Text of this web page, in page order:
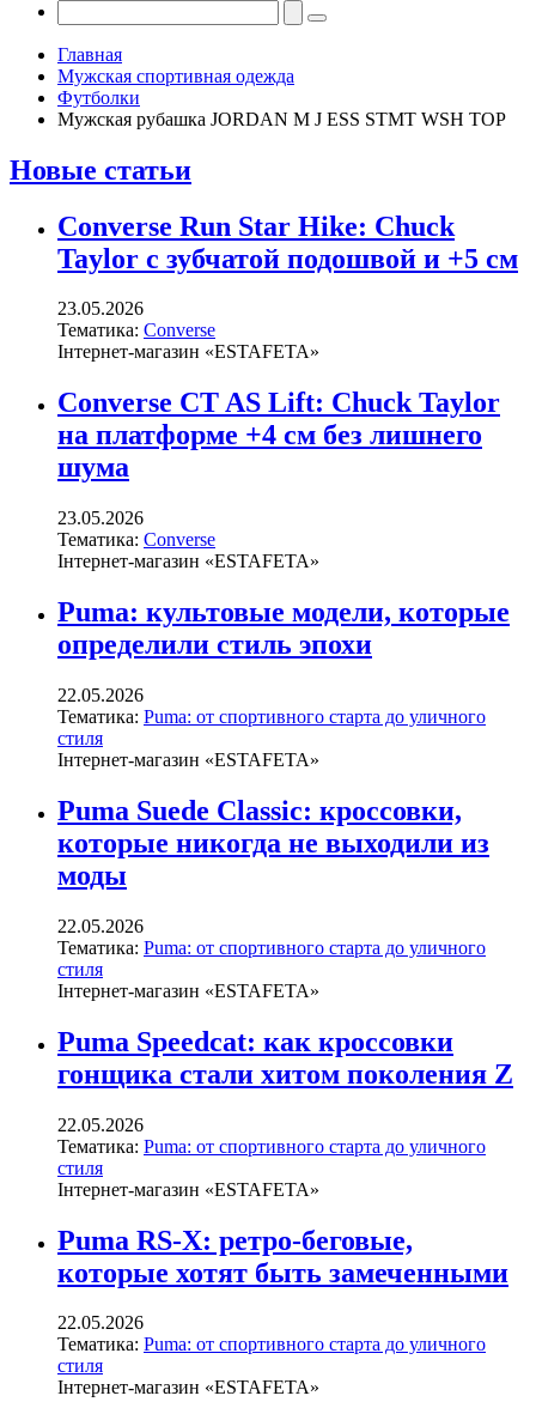
Главная
Мужская спортивная одежда
Футболки
Мужская рубашка JORDAN M J ESS STMT WSH TOP
Новые статьи
Converse Run Star Hike: Chuck
Taylor с зубчатой подошвой и +5 см
23.05.2026
Тематика: Converse
Інтернет-магазин «ESTAFETA»
Converse CT AS Lift: Chuck Taylor
на платформе +4 см без лишнего
шума
23.05.2026
Тематика: Converse
Інтернет-магазин «ESTAFETA»
Puma: культовые модели, которые
определили стиль эпохи
22.05.2026
Тематика: Puma: от спортивного старта до уличного
стиля
Інтернет-магазин «ESTAFETA»
Puma Suede Classic: кроссовки,
которые никогда не выходили из
моды
22.05.2026
Тематика: Puma: от спортивного старта до уличного
стиля
Інтернет-магазин «ESTAFETA»
Puma Speedcat: как кроссовки
гонщика стали хитом поколения Z
22.05.2026
Тематика: Puma: от спортивного старта до уличного
стиля
Інтернет-магазин «ESTAFETA»
Puma RS-X: ретро-беговые,
которые хотят быть замеченными
22.05.2026
Тематика: Puma: от спортивного старта до уличного
стиля
Інтернет-магазин «ESTAFETA»